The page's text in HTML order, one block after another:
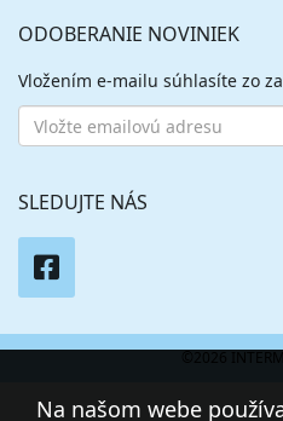
ODOBERANIE NOVINIEK
Vložením e-mailu súhlasíte zo
SLEDUJTE NÁS
©2026
Na našom webe